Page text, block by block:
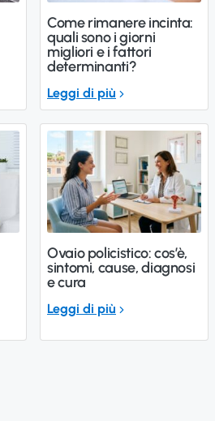
Come rimanere incinta:
quali sono i giorni
migliori e i fattori
determinanti?
Leggi di più
Ovaio policistico: cos’è,
sintomi, cause, diagnosi
e cura
Leggi di più